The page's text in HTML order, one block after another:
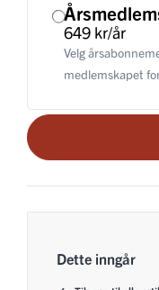
649 kr/år
Velg
medlemskapet
Dette inngår